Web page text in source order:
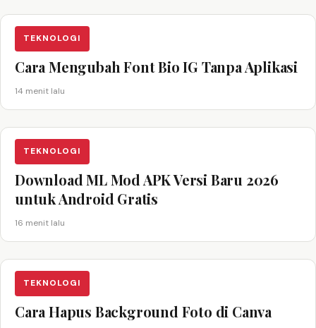
TEKNOLOGI
Cara Mengubah Font Bio IG Tanpa Aplikasi
14 menit lalu
TEKNOLOGI
Download ML Mod APK Versi Baru 2026
untuk Android Gratis
16 menit lalu
TEKNOLOGI
Cara Hapus Background Foto di Canva